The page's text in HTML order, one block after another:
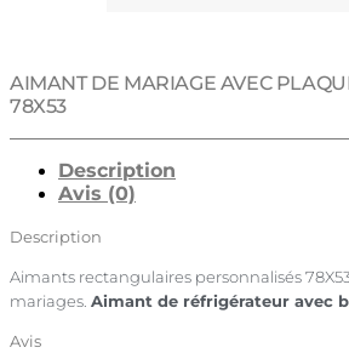
AIMANT DE MARIAGE AVEC
78X53
Description
Avis (0)
Description
Aimants rectangulaires personnalisés
mariages. Aimant de réfrigérateur avec
Avis